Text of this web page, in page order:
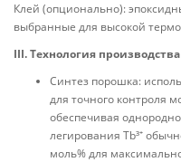
Клей (опционально):
выбранные для высокой
III. Технология производства
Синтез порошка:
для точного контроля
обеспечивая
легирования Tb³⁺
моль% для